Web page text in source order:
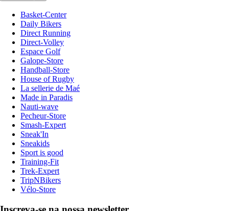
Basket-Center
Daily Bikers
Direct Running
Direct-Volley
Espace Golf
Galope-Store
Handball-Store
House of Rugby
La sellerie de Maé
Made in Paradis
Nauti-wave
Pecheur-Store
Smash-Expert
Sneak'In
Sneakids
Sport is good
Training-Fit
Trek-Expert
TripNBikers
Vélo-Store